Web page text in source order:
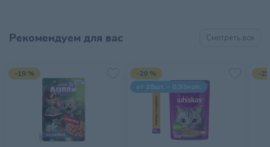
Рекомендуем для вас Смотреть все
-19 %
-29 %
от 28шт. – 0,93коп.
-